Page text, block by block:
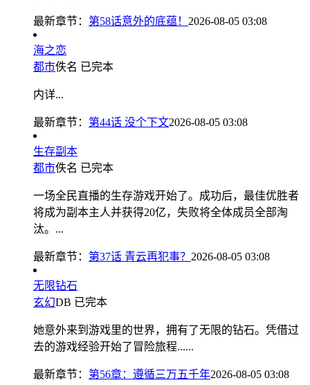
最新章节： 第58话意外的底蕴！ 2026-08-05 03:08
海之恋
都市佚名 已完本
内详...
最新章节： 第44话 没个下文2026-08-05 03:08
生存副本
都市佚名 已完本
一场全民直播的生存游戏开始了。成功后，最佳优胜者
将成为副本主人并获得20亿，失败将全体成员全部淘
汰。...
最新章节： 第37话 青云再犯事？ 2026-08-05 03:08
无限钻石
玄幻DB 已完本
她意外来到游戏里的世界，拥有了无限的钻石。凭借过
去的游戏经验开始了冒险旅程......
最新章节： 第56章：遵循三万五千年2026-08-05 03:08